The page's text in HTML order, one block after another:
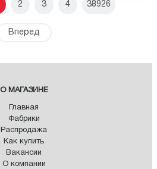
2 3 4 38926
Вперед
О МАГАЗИНЕ
Главная
Фабрики
Распродажа
Как купить
Вакансии
О компании